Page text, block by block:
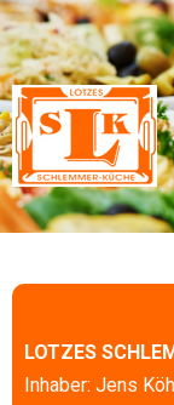
LOTZES
Inhaber: Jens